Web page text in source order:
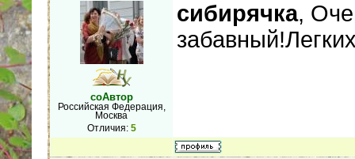
соАвтор
Российская Федерация,
Москва
Отличия: 5
сибирячка,